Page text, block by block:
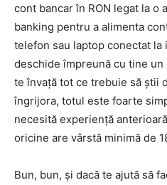
cont bancar în RON legat la o
banking pentru a alimenta
telefon sau laptop conectat
deschide împreună cu tine
te învață tot ce trebuie să știi
îngrijora, totul este foarte
necesită experiență
oricine are vârstă minimă de
Bun, bun, și dacă te ajută să